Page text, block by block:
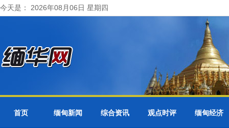
今天是： 2026年08月06日 星期四
首页 缅甸新闻 综合资讯 观点时评 缅甸经济